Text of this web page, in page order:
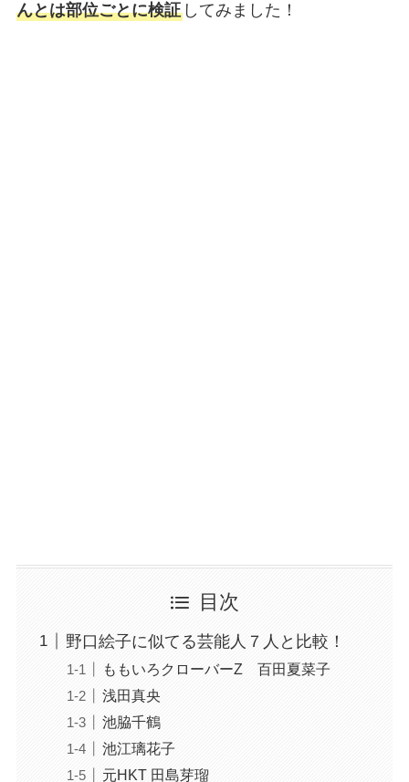
んとは部位ごとに検証してみました！
目次
野口絵子に似てる芸能人７人と比較！
ももいろクローバーZ 百田夏菜子
浅田真央
池脇千鶴
池江璃花子
元HKT 田島芽瑠